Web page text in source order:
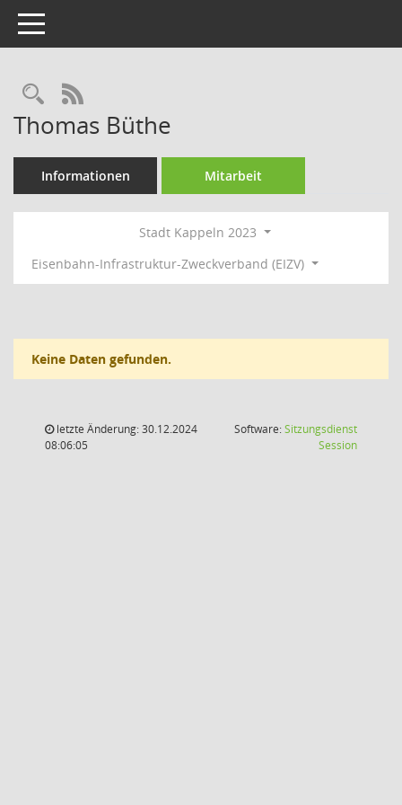
Toggle navigation
Rechercheauswahl
RSS-Feed
Thomas Büthe
Informationen Mitarbeit
Stadt Kappeln 2023
Eisenbahn-Infrastruktur-Zweckverband (EIZV)
Keine Daten gefunden.
letzte Änderung: 30.12.2024
08:06:05
Software:Sitzungsdienst
Session(Wird in